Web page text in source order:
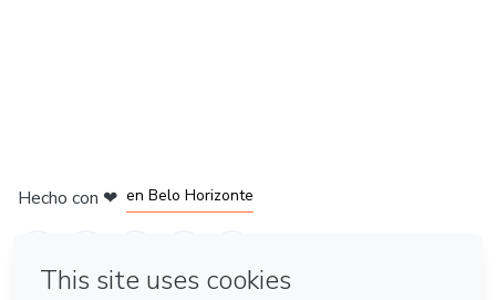
Hecho con ❤ en Belo Horizonte